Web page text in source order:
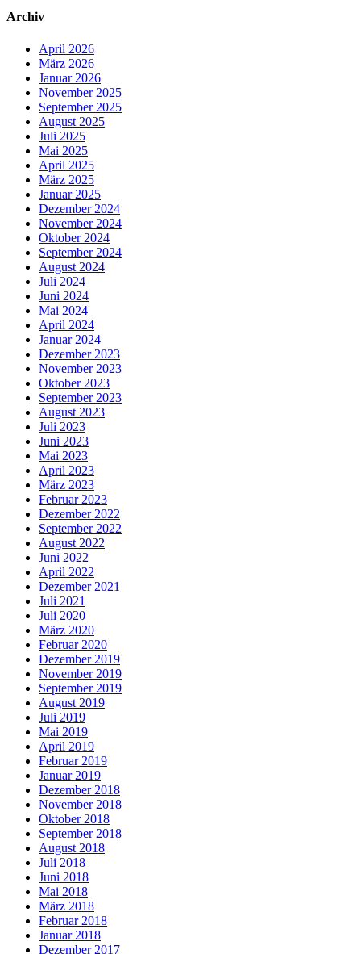
Archiv
April 2026
März 2026
Januar 2026
November 2025
September 2025
August 2025
Juli 2025
Mai 2025
April 2025
März 2025
Januar 2025
Dezember 2024
November 2024
Oktober 2024
September 2024
August 2024
Juli 2024
Juni 2024
Mai 2024
April 2024
Januar 2024
Dezember 2023
November 2023
Oktober 2023
September 2023
August 2023
Juli 2023
Juni 2023
Mai 2023
April 2023
März 2023
Februar 2023
Dezember 2022
September 2022
August 2022
Juni 2022
April 2022
Dezember 2021
Juli 2021
Juli 2020
März 2020
Februar 2020
Dezember 2019
November 2019
September 2019
August 2019
Juli 2019
Mai 2019
April 2019
Februar 2019
Januar 2019
Dezember 2018
November 2018
Oktober 2018
September 2018
August 2018
Juli 2018
Juni 2018
Mai 2018
März 2018
Februar 2018
Januar 2018
Dezember 2017